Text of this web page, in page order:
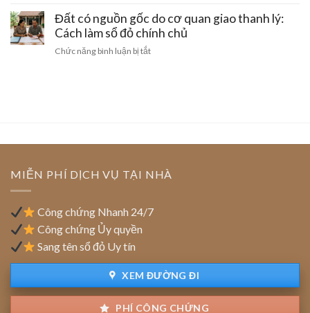
nghèo
phạt
bao
nhiêu?
quá
3
ven
sông,
biển:
ro
hoạch
Đất có nguồn gốc do cơ quan giao thanh lý:
Cách làm sổ đỏ chính chủ
Chức năng bình luận bị tắtở
quan
thanh
lý:
làm
MIỄN PHÍ DỊCH VỤ TẠI NHÀ
Công chứng Nhanh 24/7
Công chứng Ủy quyền
Sang tên sổ đỏ Uy tín
XEM ĐƯỜNG ĐI
PHÍ CÔNG CHỨNG